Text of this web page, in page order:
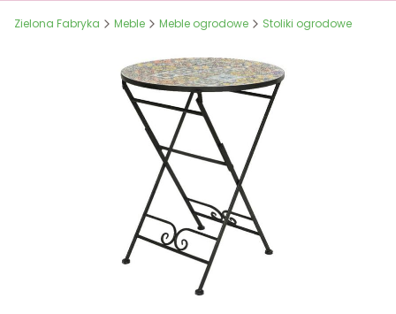
Zielona Fabryka Meble Meble ogrodowe Stoliki ogrodowe